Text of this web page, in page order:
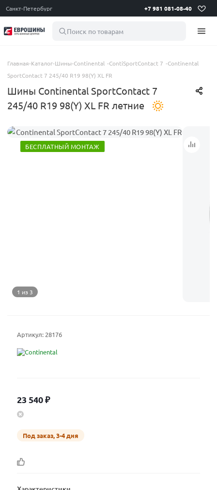
Санкт-Петербург +7 981 081-08-40
Поиск по товарам
Главная-Каталог-Шины-Continental -ContiSportContact 7 -Continental
SportContact 7 245/40 R19 98(Y) XL FR
Шины Continental SportContact 7
245/40 R19 98(Y) XL FR летние
БЕСПЛАТНЫЙ МОНТАЖ
1 из 3
Артикул: 28176
23 540₽
Под заказ, 3-4 дня